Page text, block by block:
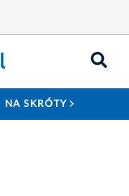
NA SKRÓTY